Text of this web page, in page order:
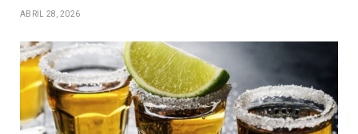
ABRIL 28, 2026